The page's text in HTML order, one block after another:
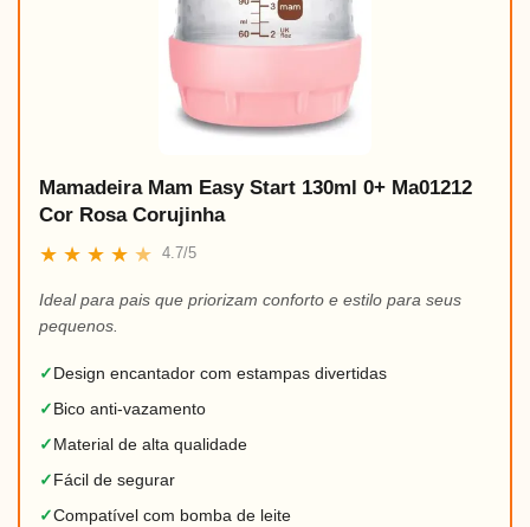
Mamadeira Mam Easy Start 130ml 0+ Ma01212
Cor Rosa Corujinha
★ ★ ★ ★ ★ 4.7/5
Ideal para pais que priorizam conforto e estilo para seus
pequenos.
✓ Design encantador com estampas divertidas
✓ Bico anti-vazamento
✓ Material de alta qualidade
✓ Fácil de segurar
✓Compatível com bomba de leite